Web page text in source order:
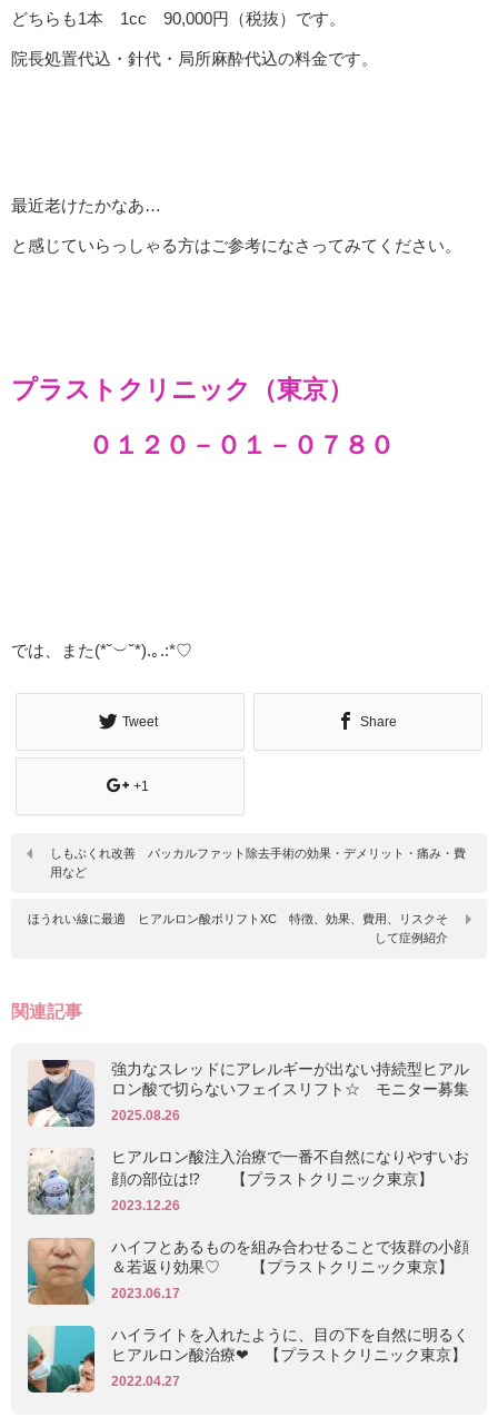
どちらも1本 1cc 90,000円（税抜）です。
院長処置代込・針代・局所麻酔代込の料金です。
最近老けたかなあ…
と感じていらっしゃる方はご参考になさってみてください。
プラストクリニック（東京）
０１２０－０１－０７８０
では、また(*˘︶˘*).｡.:*♡
Tweet Share
+1
しもぶくれ改善 バッカルファット除去手術の効果・デメリット・痛み・費
用など
ほうれい線に最適 ヒアルロン酸ボリフトXC 特徴、効果、費用、リスクそ
して症例紹介
関連記事
強力なスレッドにアレルギーが出ない持続型ヒアル
ロン酸で切らないフェイスリフト☆ モニター募集
2025.08.26
ヒアルロン酸注入治療で一番不自然になりやすいお
顔の部位は⁉ 【プラストクリニック東京】
2023.12.26
ハイフとあるものを組み合わせることで抜群の小顔
＆若返り効果♡ 【プラストクリニック東京】
2023.06.17
ハイライトを入れたように、目の下を自然に明るく
ヒアルロン酸治療❤ 【プラストクリニック東京】
2022.04.27